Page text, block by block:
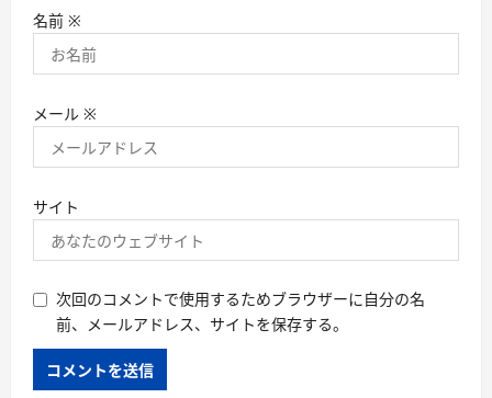
名前 ※
メール ※
サイト
次回のコメントで使用するためブラウザーに自分の名
前、メールアドレス、サイトを保存する。